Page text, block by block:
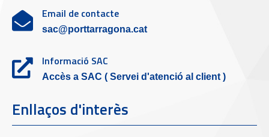
Email de contacte
sac@porttarragona.cat
Informació SAC
Accès a SAC ( Servei d'atenció al client )
Enllaços d'interès